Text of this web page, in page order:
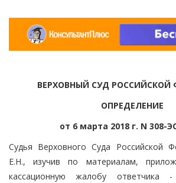
ВЕРХОВНЫЙ СУД РОССИЙСКОЙ
ОПРЕДЕЛЕНИЕ
от 6 марта 2018 г. N 308-
Судья Верховного Суда Российской
Е.Н., изучив по материалам,
кассационную жалобу ответчика -